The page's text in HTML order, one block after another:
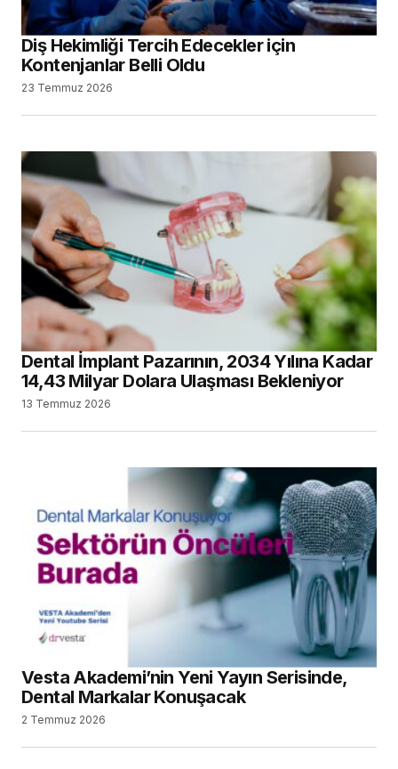
Diş Hekimliği Tercih Edecekler için
Kontenjanlar Belli Oldu
23 Temmuz 2026
Dental İmplant Pazarının, 2034 Yılına Kadar
14,43 Milyar Dolara Ulaşması Bekleniyor
13 Temmuz 2026
Vesta Akademi’nin Yeni Yayın Serisinde,
Dental Markalar Konuşacak
2 Temmuz 2026